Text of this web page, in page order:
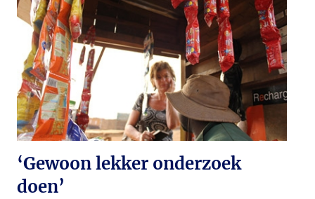
‘Gewoon lekker onderzoek
doen’